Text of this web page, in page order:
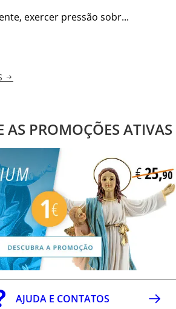
exercer pressão sobr...
AS PROMOÇÕES ATIVAS
AJUDA E CONTATOS